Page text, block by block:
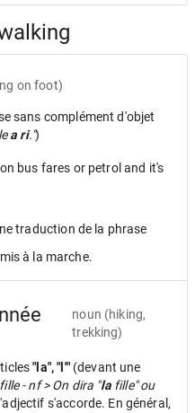
on foot)
sans complément d'objet
a ri.")
bus fares or petrol and it's
traduction de la phrase
à la marche.
noun (hiking,
trekking)
"la", "l'" (devant une
- nf > On dira "lafille" ou
s'accorde. En général,